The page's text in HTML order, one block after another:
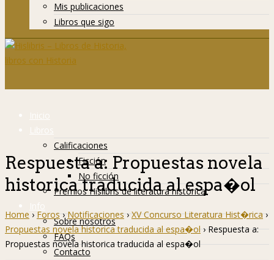
Mis publicaciones
Libros que sigo
Inicio
Libros
Calificaciones
Ficción
No ficción
Premios Hislibris de literatura histórica
Info
Sobre nosotros
FAQs
Contacto
Respuesta a: Propuestas novela
historica traducida al espa�ol
Home › Foros › Notificaciones › XV Concurso Literatura Hist�rica ›
Propuestas novela historica traducida al espa�ol › Respuesta a:
Propuestas novela historica traducida al espa�ol